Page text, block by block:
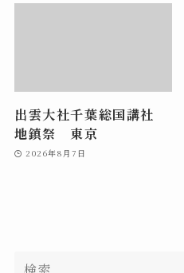
出雲大社千葉総国講社
地鎮祭 東京
2026年8月7日